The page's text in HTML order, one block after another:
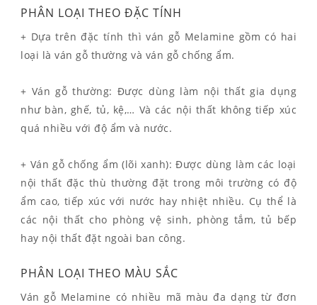
PHÂN LOẠI THEO ĐẶC TÍNH
+ Dựa trên đặc tính thì ván gỗ Melamine gồm có hai
loại là ván gỗ thường và ván gỗ chống ẩm.
+ Ván gỗ thường: Được dùng làm nội thất gia dụng
như bàn, ghế, tủ, kệ,… Và các nội thất không tiếp xúc
quá nhiều với độ ẩm và nước.
+ Ván gỗ chống ẩm (lõi xanh): Được dùng làm các loại
nội thất đặc thù thường đặt trong môi trường có độ
ẩm cao, tiếp xúc với nước hay nhiệt nhiều. Cụ thể là
các nội thất cho phòng vệ sinh, phòng tắm, tủ bếp
hay nội thất đặt ngoài ban công.
PHÂN LOẠI THEO MÀU SẮC
Ván gỗ Melamine có nhiều mã màu đa dạng từ đơn